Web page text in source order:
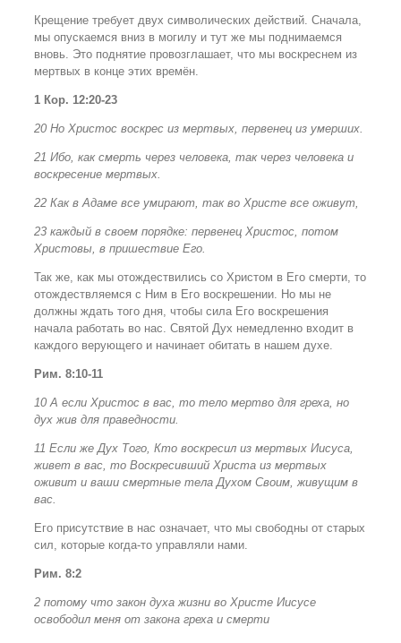
Крещение требует двух символических действий. Сначала,
мы опускаемся вниз в могилу и тут же мы поднимаемся
вновь. Это поднятие провозглашает, что мы воскреснем из
мертвых в конце этих времён.
1 Кор. 12:20-23
20 Но Христос воскрес из мертвых, первенец из умерших.
21 Ибо, как смерть через человека, так через человека и
воскресение мертвых.
22 Как в Адаме все умирают, так во Христе все оживут,
23 каждый в своем порядке: первенец Христос, потом
Христовы, в пришествие Его.
Так же, как мы отождествились со Христом в Его смерти, то
отождествляемся с Ним в Его воскрешении. Но мы не
должны ждать того дня, чтобы сила Его воскрешения
начала работать во нас. Святой Дух немедленно входит в
каждого верующего и начинает обитать в нашем духе.
Рим. 8:10-11
10 А если Христос в вас, то тело мертво для греха, но
дух жив для праведности.
11 Если же Дух Того, Кто воскресил из мертвых Иисуса,
живет в вас, то Воскресивший Христа из мертвых
оживит и ваши смертные тела Духом Своим, живущим в
вас.
Его присутствие в нас означает, что мы свободны от старых
сил, которые когда-то управляли нами.
Рим. 8:2
2 потому что закон духа жизни во Христе Иисусе
освободил меня от закона греха и смерти